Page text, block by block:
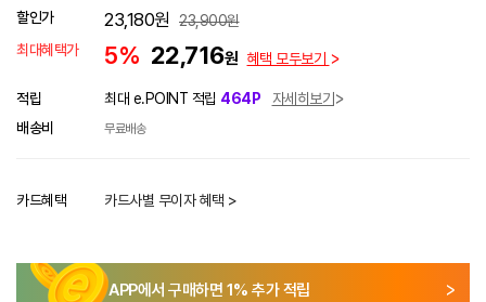
할인가 23,180원 23,900원
최대혜택가
5% 22,716원 혜택 모두보기
적립 최대 e.POINT 적립 464P
자세히보기
배송비
무료배송
카드혜택 카드사별 무이자 혜택 >
APP에서 구매하면 1% 추가 적립